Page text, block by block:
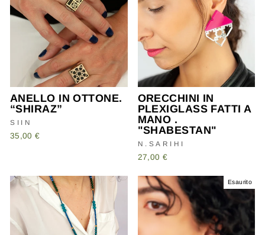
ANELLO IN OTTONE.
“SHIRAZ”
SIIN
35,00 €
ORECCHINI IN
PLEXIGLASS FATTI A
MANO .
"SHABESTAN"
N.SARIHI
27,00 €
Esaurito